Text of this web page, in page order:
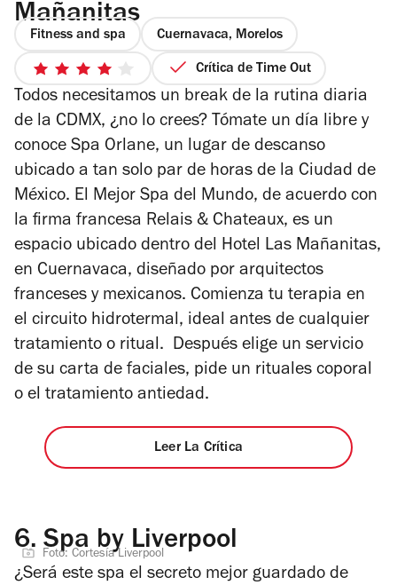
Mañanitas
Fitness and spa Cuernavaca, Morelos
4
de
5
estrellas
Crítica de Time Out
Todos necesitamos un break de la rutina diaria
de la CDMX, ¿no lo crees? Tómate un día libre y
conoce Spa Orlane, un lugar de descanso
ubicado a tan solo par de horas de la Ciudad de
México. El Mejor Spa del Mundo, de acuerdo con
la firma francesa Relais & Chateaux, es un
espacio ubicado dentro del Hotel Las Mañanitas,
en Cuernavaca, diseñado por arquitectos
franceses y mexicanos. Comienza tu terapia en
el circuito hidrotermal, ideal antes de cualquier
tratamiento o ritual. Después elige un servicio
de su carta de faciales, pide un rituales coporal
o el tratamiento antiedad.
Leer La Crítica
6. Spa by Liverpool
Foto: Cortesía Liverpool
¿Será este spa el secreto mejor guardado de